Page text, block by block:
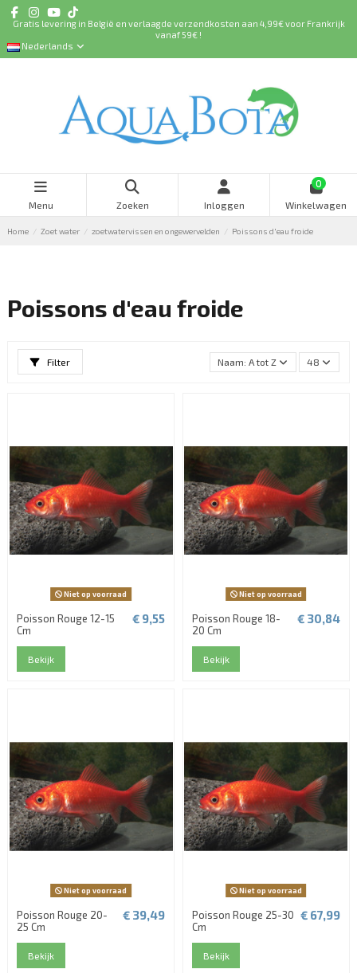
Gratis levering in België en verlaagde verzendkosten aan 4,99€ voor Frankrijk
vanaf 59€ !
Nederlands
Menu Zoeken Inloggen
0
Winkelwagen
Home Zoet water zoetwatervissen en ongewervelden Poissons d'eau froide
Poissons d'eau froide
Filter Naam: A tot Z 48
Niet op voorraad
Poisson Rouge 12-15
Cm
€ 9,55
Bekijk
Niet op voorraad
Poisson Rouge 18-
20 Cm
€ 30,84
Bekijk
Niet op voorraad
Poisson Rouge 20-
25 Cm
€ 39,49
Bekijk
Niet op voorraad
Poisson Rouge 25-30
Cm
€ 67,99
Bekijk